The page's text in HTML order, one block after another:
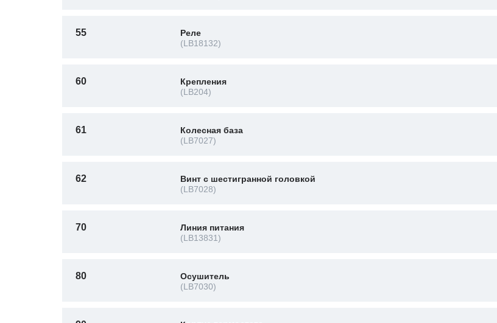
55
Реле
(LB18132)
60
Крепления
(LB204)
61
Колесная база
(LB7027)
62
Винт с шестигранной головкой
(LB7028)
70
Линия питания
(LB13831)
80
Осушитель
(LB7030)